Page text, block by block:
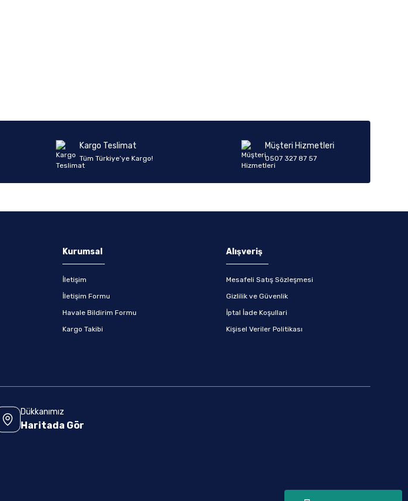
Kargo Teslimat
Tüm Türkiye’ye Kargo!
Müşteri Hizmetleri
0507 327 87 57
Kurumsal
İletişim
İletişim Formu
Havale Bildirim Formu
Kargo Takibi
Alışveriş
Mesafeli Satış Sözleşmesi
Gizlilik ve Güvenlik
İptal İade Koşullari
Kişisel Veriler Politikası
Dükkanımız
Haritada Gör